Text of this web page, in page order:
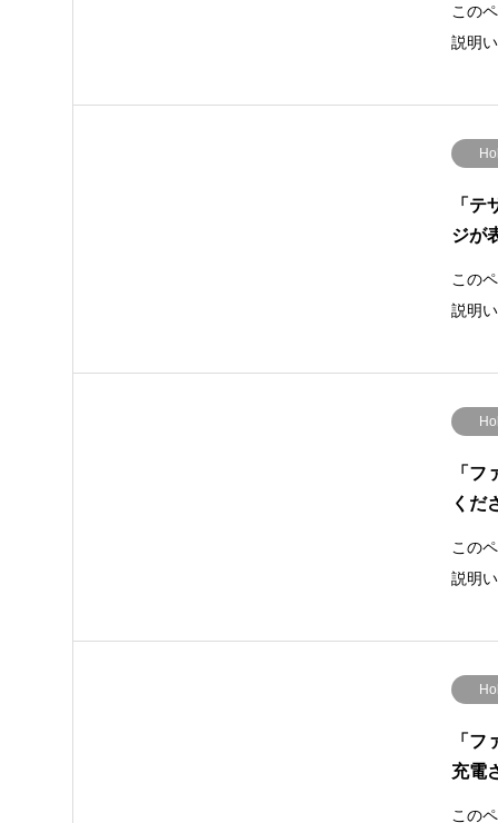
この
説明
「
ジが
この
説明
「
くだ
この
説明
「
充電
この